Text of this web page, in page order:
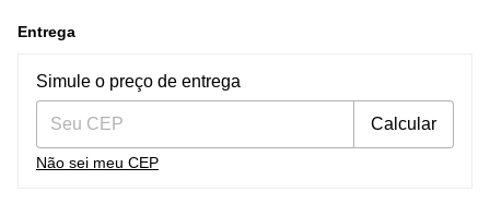
Entrega
Entregas para o CEP:
Simule o preço de entrega
Calcular
Não sei meu CEP